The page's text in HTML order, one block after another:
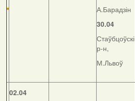
А.Барадзін
30.04
Стаўбцоўскі
р-н,
М.Львоў
02.04